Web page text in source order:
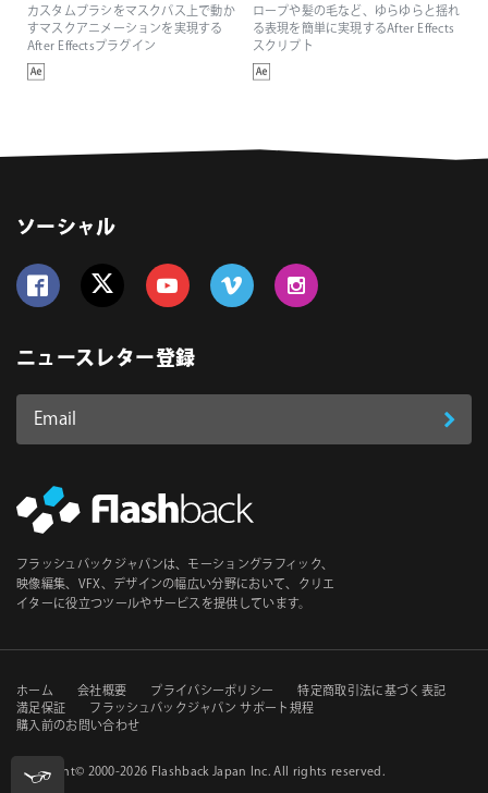
カスタムブラシをマスクパス上で動か
すマスクアニメーションを実現する
After Effectsプラグイン
ロープや髪の毛など、ゆらゆらと揺れ
る表現を簡単に実現するAfter Effects
スクリプト
ソーシャル
ニュースレター登録
Email
ス
必
須
登
フラッシュバックジャパンは、モーショングラフィック、
映像編集、VFX、デザインの幅広い分野において、クリエ
イターに役立つツールやサービスを提供しています。
セ
カ
ン
ホーム 会社概要 プライバシーポリシー
特定商取引法に基づく表記
満足保証
フラッシュバックジャパン サポート規程
購入前のお問い合わせ
Copyright© 2000-2026 Flashback Japan Inc. All rights reserved.